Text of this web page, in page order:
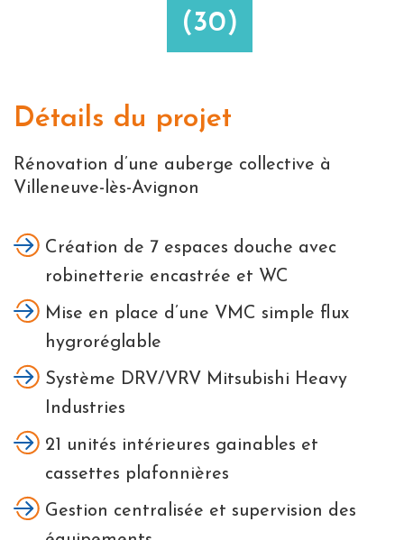
(30)
Détails du projet
Rénovation d’une auberge collective à
Villeneuve-lès-Avignon
Création de 7 espaces douche avec
robinetterie encastrée et WC
Mise en place d’une VMC simple flux
hygroréglable
Système DRV/VRV Mitsubishi Heavy
Industries
21 unités intérieures gainables et
cassettes plafonnières
Gestion centralisée et supervision des